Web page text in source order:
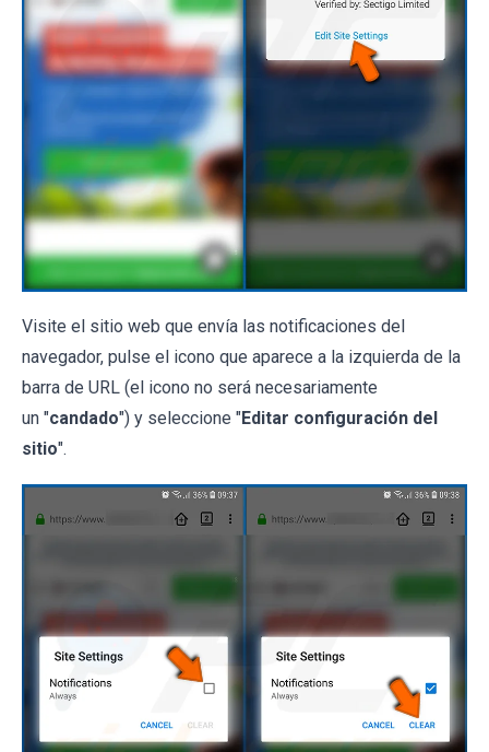
Visite el sitio web que envía las notificaciones del
navegador, pulse el icono que aparece a la izquierda de la
barra de URL (el icono no será necesariamente
un "candado") y seleccione "Editar configuración del
sitio".